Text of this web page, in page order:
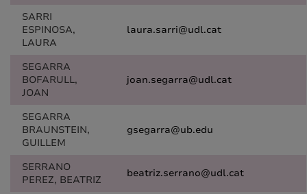
SARRI
ESPINOSA,
LAURA
laura.sarri@udl.cat
SEGARRA
BOFARULL,
JOAN
joan.segarra@udl.cat
SEGARRA
BRAUNSTEIN,
GUILLEM
gsegarra@ub.edu
SERRANO
PEREZ, BEATRIZ
beatriz.serrano@udl.cat